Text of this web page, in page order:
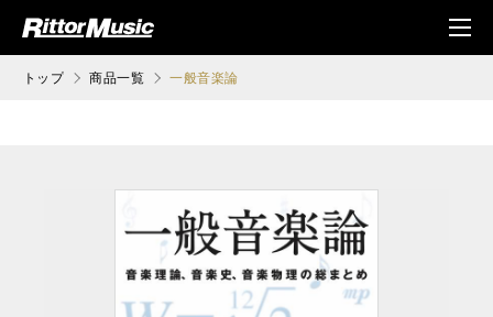
ジック (Rittor Musi
メニ
ュ
トップ 商品一覧 一般音楽論